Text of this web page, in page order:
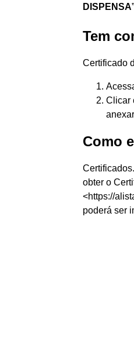
DISPENSA
Tem
Certificado
Clicar
Como
obter o
<https://
poderá ser